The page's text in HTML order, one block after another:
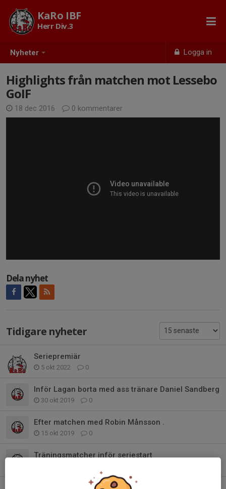
Nyheter Logga in
KaRo IBF
Herr Div.3
Highlights från matchen mot Lessebo
GoIF
18 dec 2016 0 kommentarer
Dela nyhet
Tidigare nyheter
Seriepremiär
5 okt 2022 0
Inför Lagan borta med ass tränare Daniel Sandberg
30 okt 2019 0
Efter matchen med Robin Månsson .
15 okt 2019 0
Träningsmatcher inför seriestart